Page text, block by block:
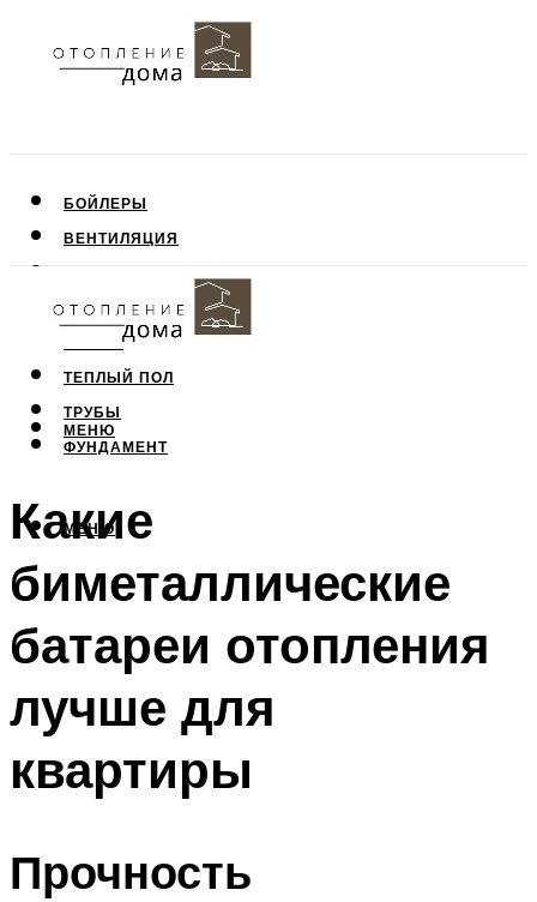
БОЙЛЕРЫ
ВЕНТИЛЯЦИЯ
ПОТОЛОК
СТЕНЫ
ТЕПЛЫЙ ПОЛ
ТРУБЫ
ФУНДАМЕНТ
МЕНЮ
МЕНЮ
Какие
биметаллические
батареи отопления
лучше для
квартиры
Прочность